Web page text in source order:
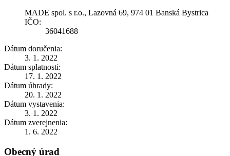
MADE spol. s r.o., Lazovná 69, 974 01 Banská Bystrica
IČO:
36041688
Dátum doručenia:
3. 1. 2022
Dátum splatnosti:
17. 1. 2022
Dátum úhrady:
20. 1. 2022
Dátum vystavenia:
3. 1. 2022
Dátum zverejnenia:
1. 6. 2022
Obecný úrad